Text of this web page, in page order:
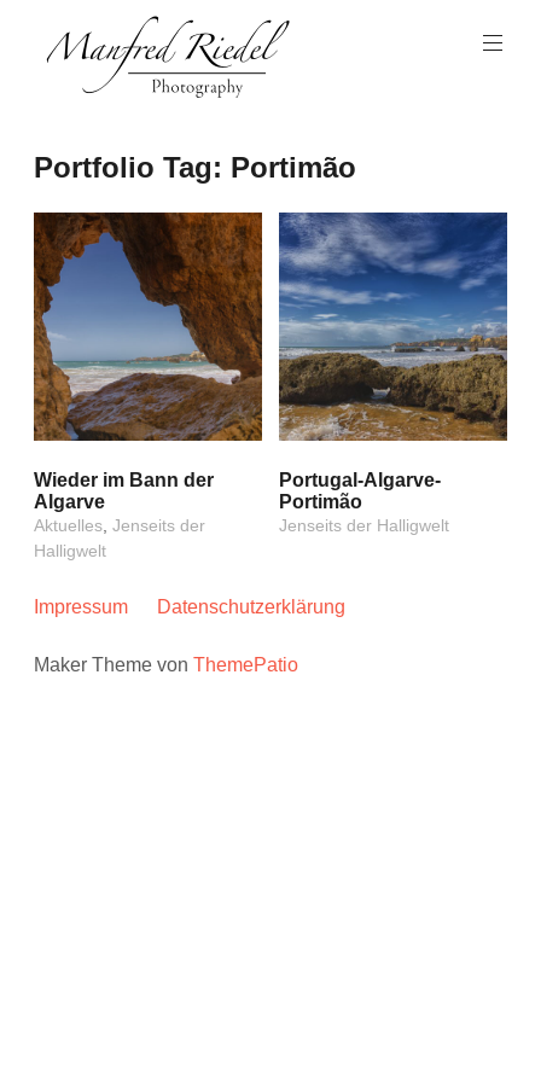
Inhalt
Manfred
Riedel
Portfolio Tag: Portimão
Wieder im Bann der
Algarve
Aktuelles ,Jenseits der
Halligwelt
Portugal-Algarve-
Portimão
Jenseits der Halligwelt
Impressum Datenschutzerklärung
Maker Theme vonThemePatio